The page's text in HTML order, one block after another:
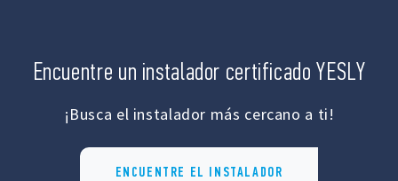
Encuentre un instalador certificado YESLY
¡Busca el instalador más cercano a ti!
ENCUENTRE EL INSTALADOR